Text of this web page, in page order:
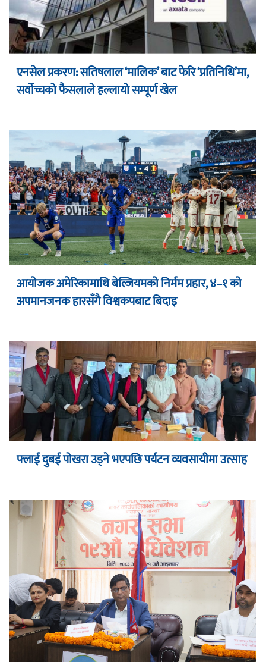
एनसेल प्रकरण: सतिषलाल ‘मालिक’ बाट फेरि ‘प्रतिनिधि’मा,
सर्वोच्चको फैसलाले हल्लायो सम्पूर्ण खेल
आयोजक अमेरिकामाथि बेल्जियमको निर्मम प्रहार, ४–१ को
अपमानजनक हारसँगै विश्वकपबाट बिदाइ
फ्लाई दुबई पोखरा उड्ने भएपछि पर्यटन व्यवसायीमा उत्साह